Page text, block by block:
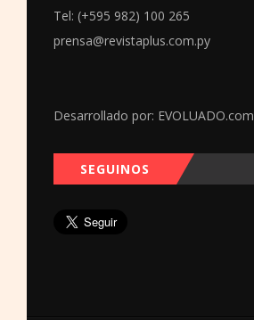
Tel: (+595 982) 100 265
prensa@revistaplus.com.py
Desarrollado por: EVOLUADO.com
SEGUINOS